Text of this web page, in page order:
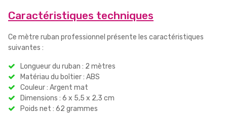
Caractéristiques techniques
Ce mètre ruban professionnel présente les caractéristiques
suivantes :
Longueur du ruban : 2 mètres
Matériau du boîtier : ABS
Couleur : Argent mat
Dimensions : 6 x 5,5 x 2,3 cm
Poids net : 62 grammes